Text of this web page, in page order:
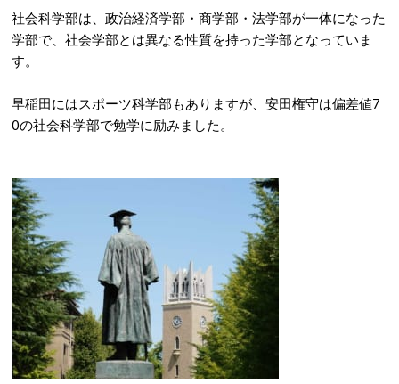
社会科学部は、政治経済学部・商学部・法学部が一体になった
学部で、社会学部とは異なる性質を持った学部となっていま
す。
早稲田にはスポーツ科学部もありますが、安田権守は偏差値7
0の社会科学部で勉学に励みました。